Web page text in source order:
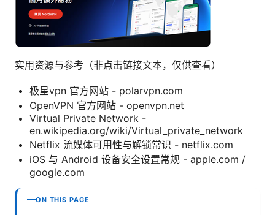
实用资源与参考（非点击链接文本，仅供查看）
极星vpn 官方网站 - polarvpn.com
OpenVPN 官方网站 - openvpn.net
Virtual Private Network -
en.wikipedia.org/wiki/Virtual_private_network
Netflix 流媒体可用性与解锁常识 - netflix.com
iOS 与 Android 设备安全设置常规 - apple.com /
google.com
ON THIS PAGE